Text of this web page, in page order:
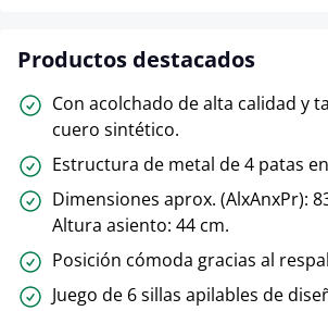
Productos destacados
Con acolchado de alta calidad y
cuero sintético.
Estructura de metal de 4 patas
Dimensiones aprox. (AlxAnxPr):
Altura asiento: 44 cm.
Posición cómoda gracias al
Juego de 6 sillas apilables de